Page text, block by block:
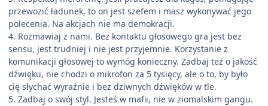
przewozić ładunek, to on jest szefem i masz wykonywać jego
polecenia. Na akcjach nie ma demokracji.
4. Rozmawiaj z nami. Bez kontaktu głosowego gra jest bez
sensu, jest trudniej i nie jest przyjemnie. Korzystanie z
komunikacji głosowej to wymóg konieczny. Zadbaj też o jakość
dźwięku, nie chodzi o mikrofon za 5 tysięcy, ale o to, by było
cię słychać wyraźnie i bez dziwnych dźwięków w tle.
5. Zadbaj o swój styl. Jesteś w mafii, nie w ziomalskim gangu.